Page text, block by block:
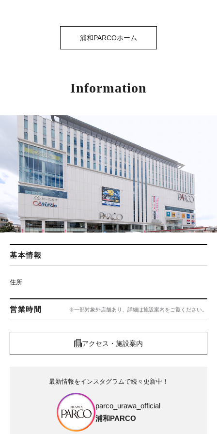
浦和PARCOホーム
Information
基本情報
住所
営業時間 ※一部対象外店舗あり、詳細は施設案内をご覧ください。
アクセス・施設案内
最新情報をインスタグラムで続々更新中！
parco_urawa_official
浦和PARCO